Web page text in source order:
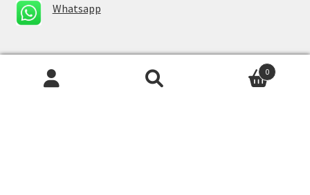
Whatsapp
Facebook Messenger 0